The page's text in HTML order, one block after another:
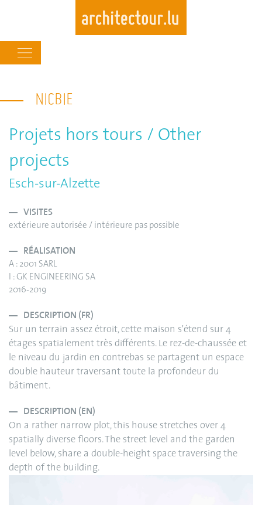
navigation
NICBIE
Projets hors tours / Other
projects
Esch-sur-Alzette
VISITES
extérieure autorisée / intérieure pas possible
RÉALISATION
A : 2001 SARL
I : GK ENGINEERING SA
2016-2019
DESCRIPTION (FR)
Sur un terrain assez étroit, cette maison s'étend sur 4
étages spatialement très différents. Le rez-de-chaussée et
le niveau du jardin en contrebas se partagent un espace
double hauteur traversant toute la profondeur du
bâtiment.
DESCRIPTION (EN)
On a rather narrow plot, this house stretches over 4
spatially diverse floors. The street level and the garden
level below, share a double-height space traversing the
depth of the building.